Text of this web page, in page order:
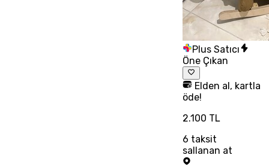
Plus Satıcı
Öne Çıkan
Elden al, kartla
öde!
2.100 TL
6 taksit
sallanan at